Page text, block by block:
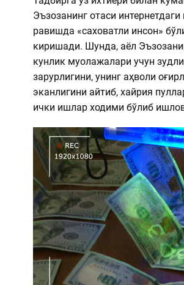
Эъзозанинг отаси
равишда «саховатли инсон»
киришади. Шунда, аёл
кунлик муолажалари учун
зарурлигини, унинг аҳволи
эканлигини айтиб, хайрия
ички ишлар ходими бўлиб